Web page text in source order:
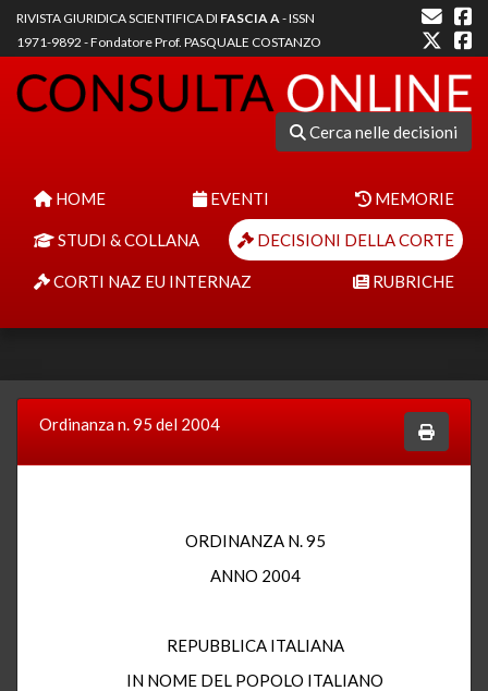
RIVISTA GIURIDICA SCIENTIFICA DI FASCIA A- ISSN
1971-9892 - Fondatore Prof. PASQUALE COSTANZO
Cerca nelle decisioni
HOME EVENTI MEMORIE
STUDI & COLLANA DECISIONI DELLA CORTE
CORTI NAZ EU INTERNAZ RUBRICHE
Ordinanza n. 95 del 2004
ORDINANZA N. 95
ANNO 2004
REPUBBLICA ITALIANA
IN NOME DEL POPOLO ITALIANO